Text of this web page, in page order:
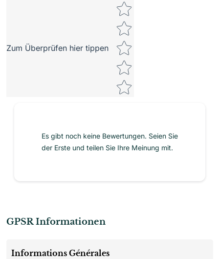
Zum Überprüfen hier tippen
Star rating
Es gibt noch keine Bewertungen. Seien Sie
der Erste und teilen Sie Ihre Meinung mit.
GPSR Informationen
Informations Générales